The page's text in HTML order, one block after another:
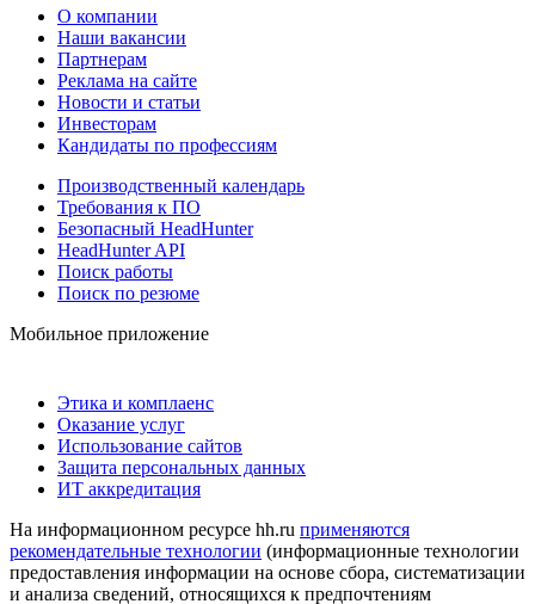
О компании
Наши вакансии
Партнерам
Реклама на сайте
Новости и статьи
Инвесторам
Кандидаты по профессиям
Производственный календарь
Требования к ПО
Безопасный HeadHunter
HeadHunter API
Поиск работы
Поиск по резюме
Мобильное приложение
Этика и комплаенс
Оказание услуг
Использование сайтов
Защита персональных данных
ИТ аккредитация
На информационном ресурсе hh.ru применяются
рекомендательные технологии (информационные технологии
предоставления информации на основе сбора, систематизации
и анализа сведений, относящихся к предпочтениям